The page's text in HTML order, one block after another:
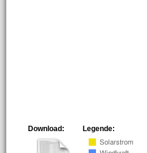
Legende:
Download: